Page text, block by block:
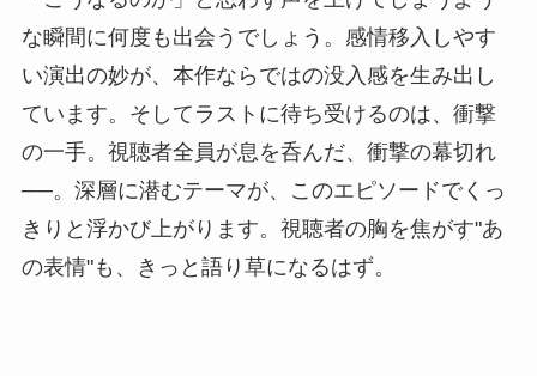
な瞬間に何度も出会うでしょう。感情移入しやす
い演出の妙が、本作ならではの没入感を生み出し
ています。そしてラストに待ち受けるのは、衝撃
の一手。視聴者全員が息を呑んだ、衝撃の幕切れ
──。深層に潜むテーマが、このエピソードでくっ
きりと浮かび上がります。視聴者の胸を焦がす"あ
の表情"も、きっと語り草になるはず。